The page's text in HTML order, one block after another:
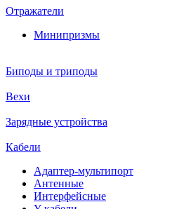
Отражатели
Минипризмы
Биподы и триподы
Вехи
Зарядные устройства
Кабели
Адаптер-мультипорт
Антенные
Интерфейсные